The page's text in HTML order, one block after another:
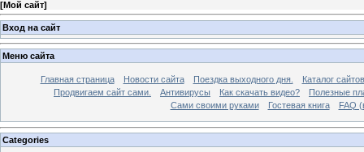
[Мой сайт]
Вход на сайт
Меню сайта
Главная страница Новости сайта Поездка выходного дня.
Каталог сайтов
Продвигаем сайт сами.
Антивирусы Как скачать видео?
Полезные
Сами своими руками
Гостевая книга FAQ
Categories